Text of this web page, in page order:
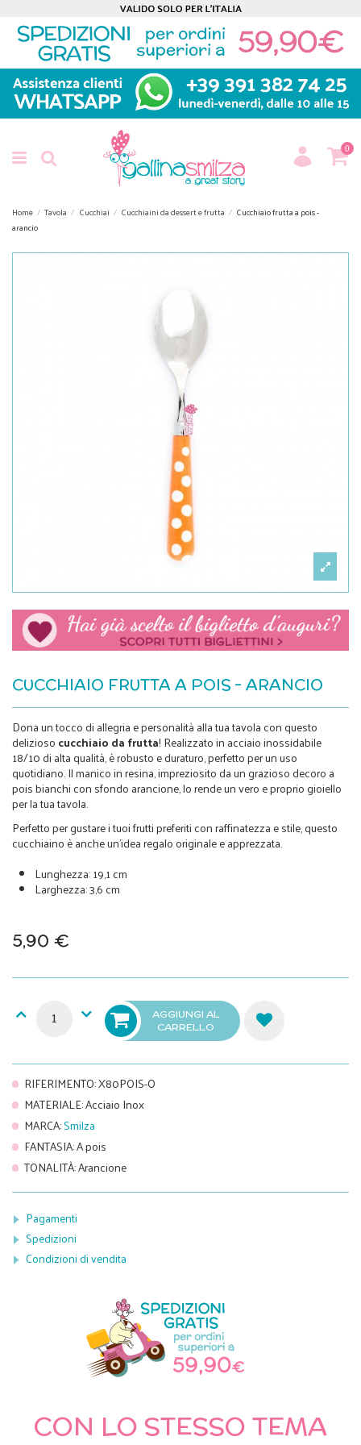
0
Home Tavola Cucchiai Cucchiaini da dessert e frutta
Cucchiaio frutta a pois -
arancio
CUCCHIAIO FRUTTA A POIS - ARANCIO
Dona un tocco di allegria e personalità alla tua tavola con questo
delizioso cucchiaio da frutta! Realizzato in acciaio inossidabile
18/10 di alta qualità, è robusto e duraturo, perfetto per un uso
quotidiano. Il manico in resina, impreziosito da un grazioso decoro a
pois bianchi con sfondo arancione, lo rende un vero e proprio gioiello
per la tua tavola.
Perfetto per gustare i tuoi frutti preferiti con raffinatezza e stile, questo
cucchiaino è anche un'idea regalo originale e apprezzata.
Lunghezza: 19,1 cm
Larghezza: 3,6 cm
5,90 €
AGGIUNGI AL
CARRELLO
RIFERIMENTO:X80POIS-O
MATERIALE:Acciaio Inox
MARCA:Smilza
FANTASIA:A pois
TONALITÀ:Arancione
Pagamenti
Spedizioni
Condizioni di vendita
CON LO STESSO TEMA